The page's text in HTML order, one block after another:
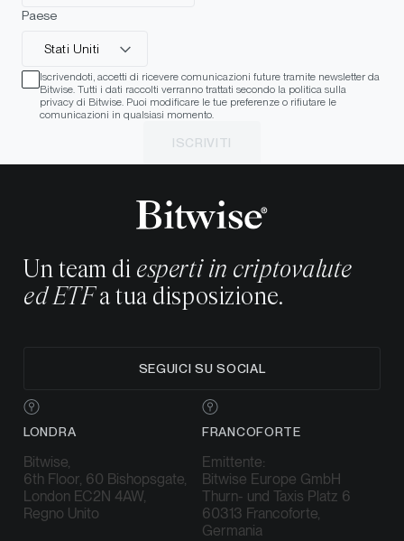
Paese
Stati Uniti
Iscrivendoti, accetti di ricevere comunicazioni future tramite newsletter da
Bitwise. Tutti i dati raccolti verranno trattati secondo la politica sulla
privacy di Bitwise. Puoi modificare le tue preferenze o rifiutare le
comunicazioni in qualsiasi momento.
ISCRIVITI
Un team di esperti in criptovalute
ed ETFa tua disposizione.
SEGUICI SU SOCIAL
LONDRA
Bitwise,
6th Floor, 60 Bishopsgate,
London EC2N 4AW,
Regno Unito
FRANCOFORTE
Emittente:
Bitwise Europe GmbH
Thurn- und Taxis Platz 6
60313 Francoforte,
Germania